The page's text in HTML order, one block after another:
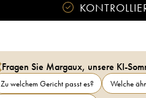
Fragen Sie Margaux, unsere KI-
Zu welchem Gericht passt es? Welche